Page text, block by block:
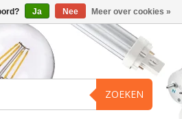
ZOEKEN
Ja Nee Meer over cookies »